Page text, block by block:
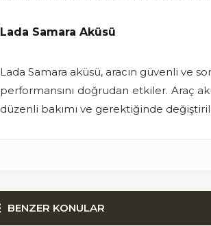
Lada Samara Aküsü
Lada Samara aküsü, aracın güvenli ve
performansını doğrudan etkiler. Araç
düzenli bakımı ve gerektiğinde
BENZER KONULAR